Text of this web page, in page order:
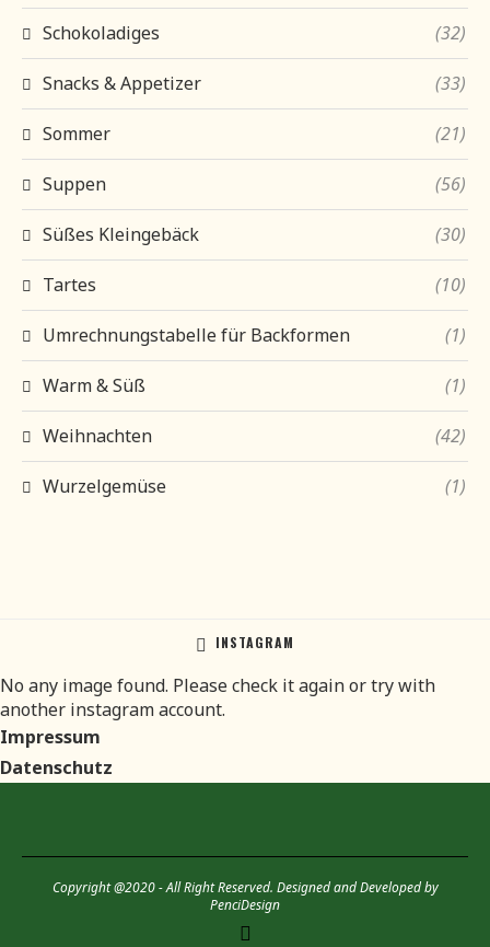
Schokoladiges (32)
Snacks & Appetizer (33)
Sommer (21)
Suppen (56)
Süßes Kleingebäck (30)
Tartes (10)
Umrechnungstabelle für Backformen (1)
Warm & Süß (1)
Weihnachten (42)
Wurzelgemüse (1)
INSTAGRAM
No any image found. Please check it again or try with
another instagram account.
Impressum
Datenschutz
Copyright @2020 - All Right Reserved. Designed and Developed by
PenciDesign